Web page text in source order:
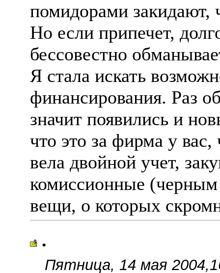
помидорами закидают,
Но если припечет,
бессовестно
Я стала искать
финансирования. Раз
значит появились и
что это за фирма у
вела двойной учет,
комиссионные
вещи, о которых
.
Пятница, 14 мая